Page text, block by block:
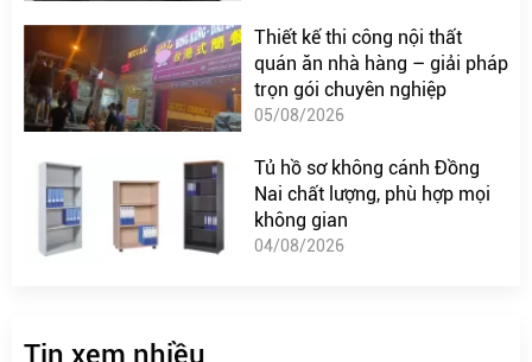
Thiết kế thi công nội thất
quán ăn nhà hàng – giải pháp
trọn gói chuyên nghiệp
05/08/2026
Tủ hồ sơ không cánh Đồng
Nai chất lượng, phù hợp mọi
không gian
04/08/2026
Tin xem nhiều